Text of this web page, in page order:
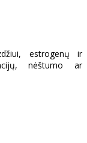
estrogenų ir
nėštumo ar